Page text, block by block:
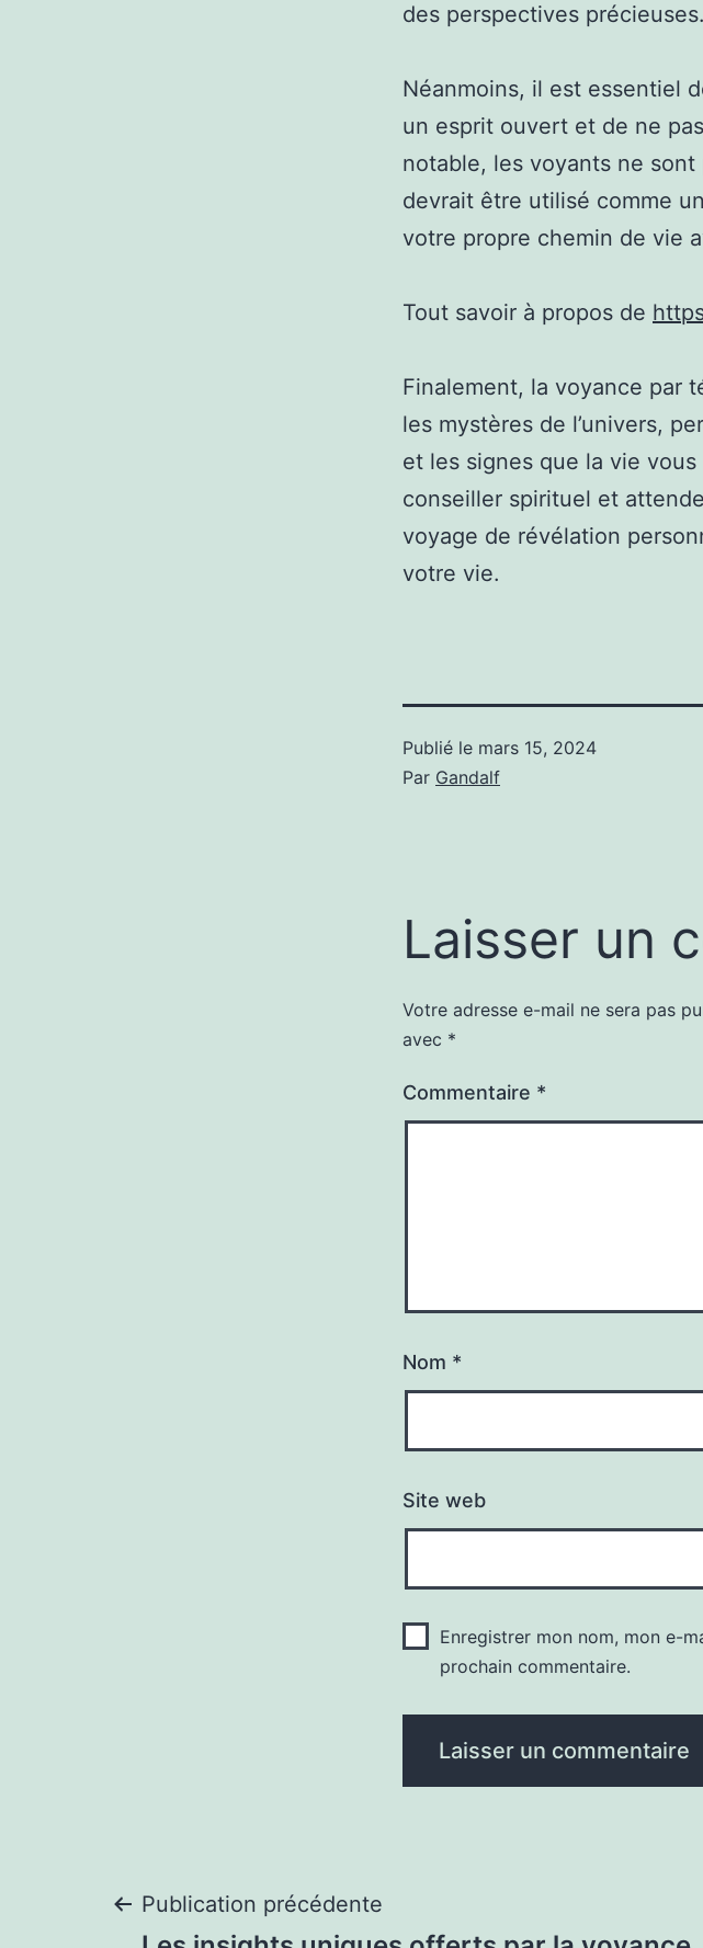
des perspectives précieuses.
Néanmoins, il est essentiel
un esprit ouvert et de ne
notable, les voyants ne
devrait être utilisé comme
votre propre chemin de vie
Tout savoir à propos de
Finalement, la voyance par
les mystères de l’univers,
et les signes que la vie
conseiller spirituel et
voyage de révélation
votre vie.
Publié le mars 15, 2024
Par Gandalf
Laisser un
Votre adresse e-mail ne sera pas
avec *
Commentaire *
Nom *
Site web
Enregistrer mon nom, mon e-
prochain commentaire.
Navigation
Publication précédente